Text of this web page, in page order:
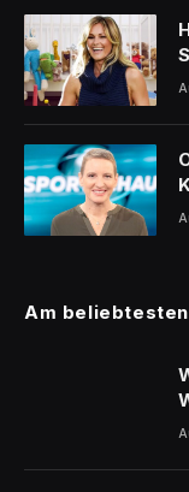
Am beliebtesten